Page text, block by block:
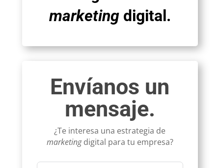
marketingdigital.
Envíanos un
mensaje.
¿Te interesa una estrategia de
marketingdigital para tu empresa?